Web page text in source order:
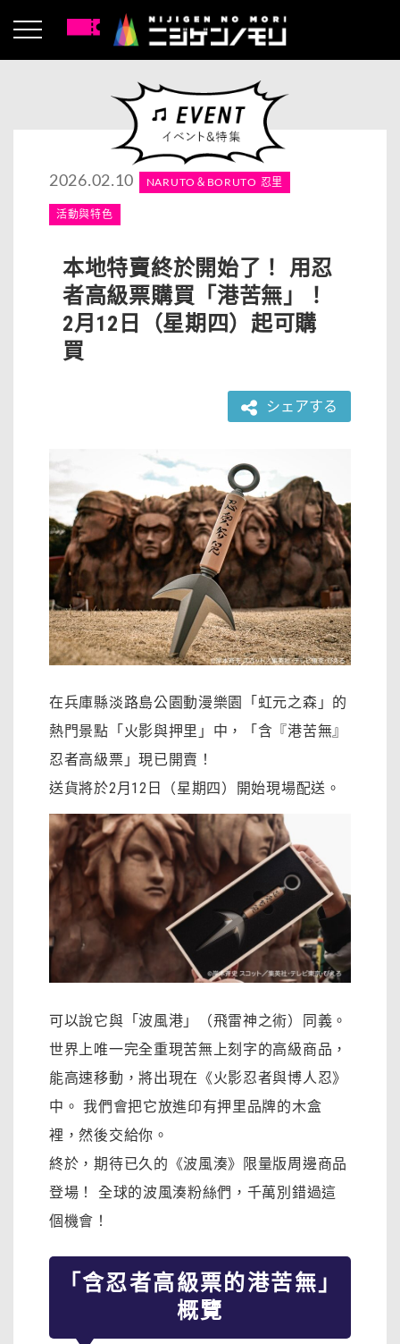
2026.02.10 NARUTO＆BORUTO 忍里
活動與特色
本地特賣終於開始了！ 用忍
者高級票購買「港苦無」！
2月12日（星期四）起可購
買
シェアする
在兵庫縣淡路島公園動漫樂園「虹元之森」的
熱門景點「火影與押里」中，「含『港苦無』
忍者高級票」現已開賣！
送貨將於2月12日（星期四）開始現場配送。
可以說它與「波風港」（飛雷神之術）同義。
世界上唯一完全重現苦無上刻字的高級商品，
能高速移動，將出現在《火影忍者與博人忍》
中。 我們會把它放進印有押里品牌的木盒
裡，然後交給你。
終於，期待已久的《波風湊》限量版周邊商品
登場！ 全球的波風湊粉絲們，千萬別錯過這
個機會！
「含忍者高級票的港苦無」
概覽